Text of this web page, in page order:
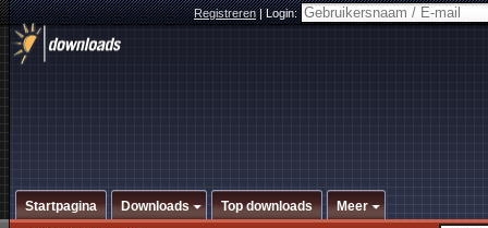
Registreren|Login:
Startpagina Downloads Top downloads Meer